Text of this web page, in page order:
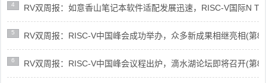
4 RV双周报：如意香山笔记本软件适配发展迅速，RISC-V国际N
5 RV双周报：RISC-V中国峰会成功举办，众多新成果相继亮相(第
6 RV双周报：RISC-V中国峰会议程出炉，滴水湖论坛即将召开(第